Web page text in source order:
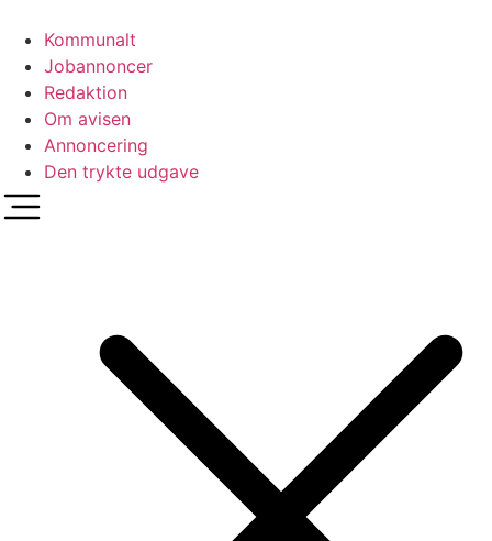
indhold
Kommunalt
Jobannoncer
Redaktion
Om avisen
Annoncering
Den trykte udgave